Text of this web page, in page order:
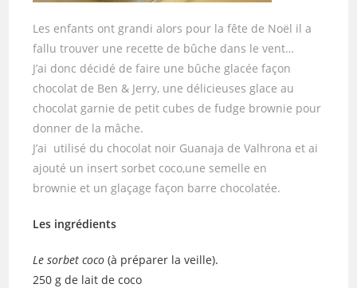
Les enfants ont grandi alors pour la fête de Noël il a
fallu trouver une recette de bûche dans le vent…
J’ai donc décidé de faire une bûche glacée façon
chocolat de Ben & Jerry, une délicieuses glace au
chocolat garnie de petit cubes de fudge brownie pour
donner de la mâche.
J’ai utilisé du chocolat noir Guanaja de Valhrona et ai
ajouté un insert sorbet coco,une semelle en
brownie et un glaçage façon barre chocolatée.
Les ingrédients
Le sorbet coco(à préparer la veille).
250 g de lait de coco